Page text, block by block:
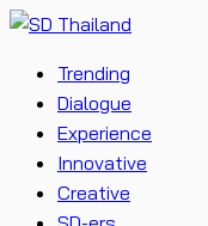
Trending
Dialogue
Experience
Innovative
Creative